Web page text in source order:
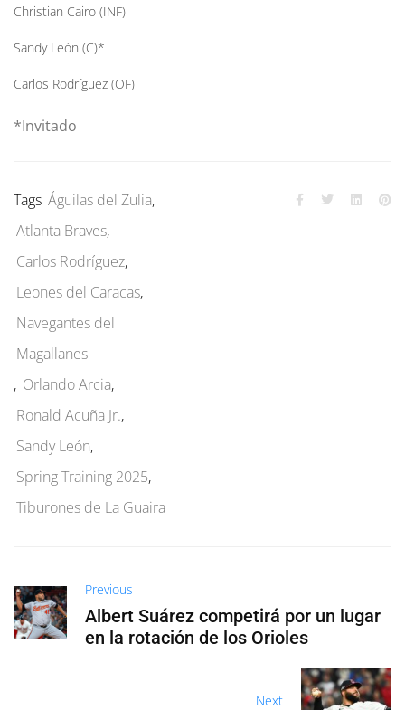
Christian Cairo (INF)
Sandy León (C)*
Carlos Rodríguez (OF)
*Invitado
Tags Águilas del Zulia,
Atlanta Braves,
Carlos Rodríguez,
Leones del Caracas,
Navegantes del
Magallanes
, Orlando Arcia,
Ronald Acuña Jr.,
Sandy León,
Spring Training 2025,
Tiburones de La Guaira
Previous
Albert Suárez competirá por un lugar
en la rotación de los Orioles
Next